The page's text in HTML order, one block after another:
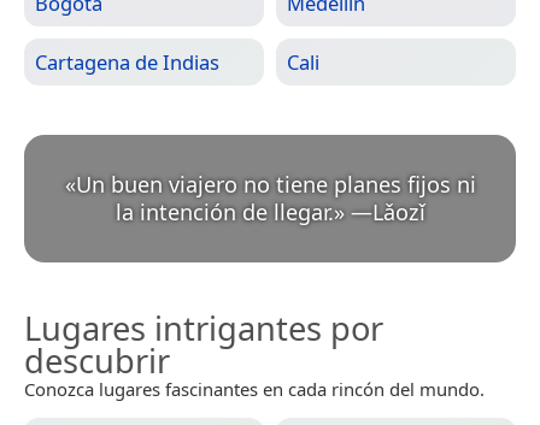
Cartagena de Indias Cali
«Un buen viajero no tiene planes fijos ni
la intención de llegar.» —Lǎozǐ
Lugares intrigantes por
descubrir
Conozca lugares fascinantes en cada rincón del mundo.